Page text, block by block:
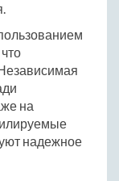
на
надежное